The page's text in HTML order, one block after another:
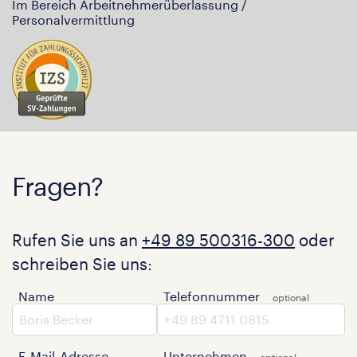
Im Bereich Arbeitnehmerüberlassung /
Personalvermittlung
Fragen?
Rufen Sie uns an +49 89 500316-300 oder
schreiben Sie uns:
Name Telefonnummer